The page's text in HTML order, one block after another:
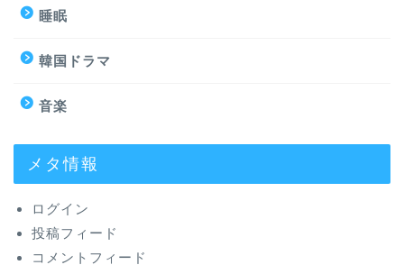
睡眠
韓国ドラマ
音楽
メタ情報
ログイン
投稿フィード
コメントフィード